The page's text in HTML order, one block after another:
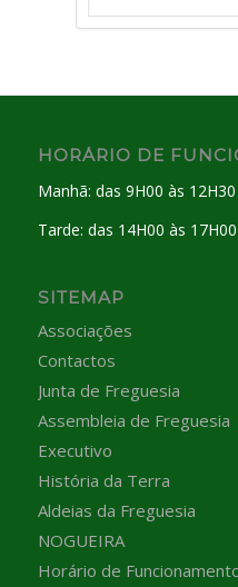
HORÁRIO DE
Manhã: das 9H00 às 12H30
Tarde: das 14H00 às 17H00
SITEMAP
Associações
Contactos
Junta de Freguesia
Assembleia de Freguesia
Executivo
História da Terra
Aldeias da Freguesia
NOGUEIRA
Horário de